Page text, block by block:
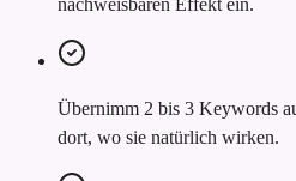
Übernimm 2 bis 3 Keywords
dort, wo sie natürlich wirken.